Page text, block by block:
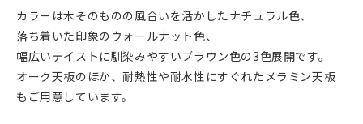
カラーは木そのものの風合いを活かしたナチュラル色、
落ち着いた印象のウォールナット色、
幅広いテイストに馴染みやすいブラウン色の3色展開です。
オーク天板のほか、耐熱性や耐水性にすぐれたメラミン天板
もご用意しています。